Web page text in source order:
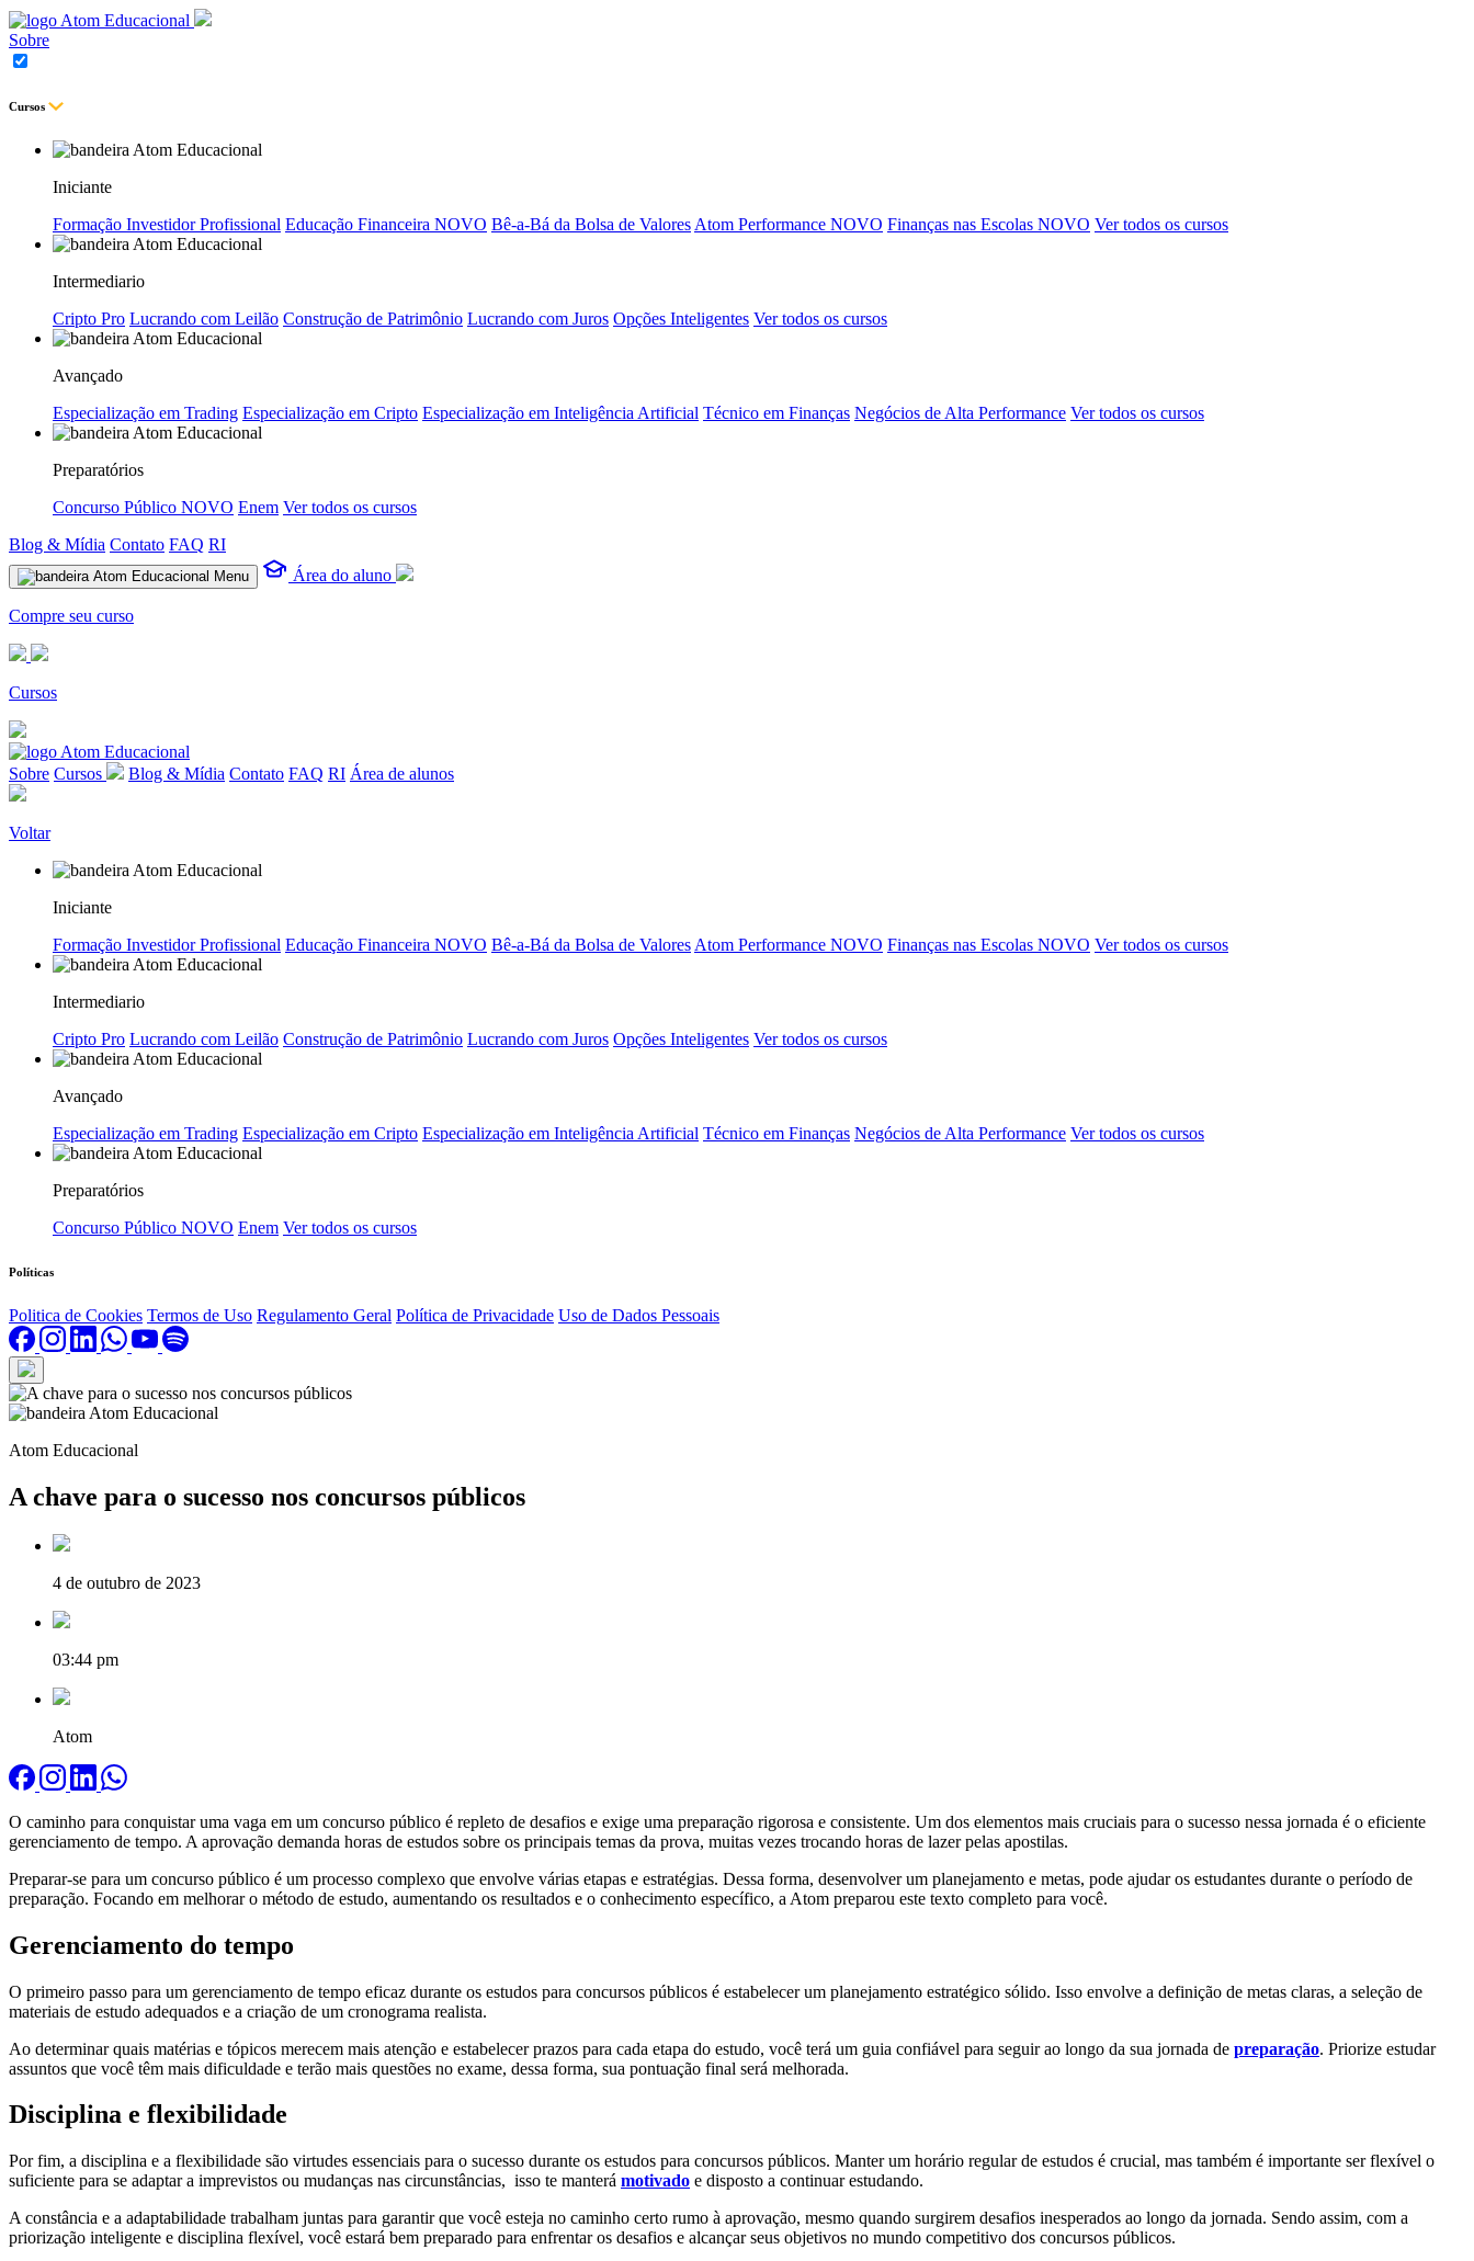
Sobre
Cursos
Iniciante
Formação Investidor Profissional Educação Financeira NOVO Bê-a-Bá da Bolsa de Valores Atom Performance NOVO Finanças nas Escolas NOVO Ver todos os cursos
Intermediario
Cripto Pro Lucrando com Leilão Construção de Patrimônio Lucrando com Juros Opções Inteligentes Ver todos os cursos
Avançado
Especialização em Trading Especialização em Cripto Especialização em Inteligência Artificial Técnico em Finanças Negócios de Alta Performance Ver todos os cursos
Preparatórios
Concurso Público NOVO Enem Ver todos os cursos
Blog & Mídia Contato FAQ RI
Menu Área do aluno
Compre seu curso
Cursos
Sobre Cursos Blog & Mídia Contato FAQ RI Área de alunos
Voltar
Iniciante
Formação Investidor Profissional Educação Financeira NOVO Bê-a-Bá da Bolsa de Valores Atom Performance NOVO Finanças nas Escolas NOVO Ver todos os cursos
Intermediario
Cripto Pro Lucrando com Leilão Construção de Patrimônio Lucrando com Juros Opções Inteligentes Ver todos os cursos
Avançado
Especialização em Trading Especialização em Cripto Especialização em Inteligência Artificial Técnico em Finanças Negócios de Alta Performance Ver todos os cursos
Preparatórios
Concurso Público NOVO Enem Ver todos os cursos
Políticas
Politica de Cookies Termos de Uso Regulamento Geral Política de Privacidade Uso de Dados Pessoais
Atom Educacional
A chave para o sucesso nos concursos públicos
4 de outubro de 2023
03:44 pm
Atom
O caminho para conquistar uma vaga em um concurso público é repleto de desafios e exige uma preparação rigorosa e consistente. Um dos elementos mais cruciais para o sucesso nessa jornada é o eficiente
gerenciamento de tempo. A aprovação demanda horas de estudos sobre os principais temas da prova, muitas vezes trocando horas de lazer pelas apostilas.
Preparar-se para um concurso público é um processo complexo que envolve várias etapas e estratégias. Dessa forma, desenvolver um planejamento e metas, pode ajudar os estudantes durante o período de
preparação. Focando em melhorar o método de estudo, aumentando os resultados e o conhecimento específico, a Atom preparou este texto completo para você.
Gerenciamento do tempo
O primeiro passo para um gerenciamento de tempo eficaz durante os estudos para concursos públicos é estabelecer um planejamento estratégico sólido. Isso envolve a definição de metas claras, a seleção de
materiais de estudo adequados e a criação de um cronograma realista.
Ao determinar quais matérias e tópicos merecem mais atenção e estabelecer prazos para cada etapa do estudo, você terá um guia confiável para seguir ao longo da sua jornada de preparação. Priorize estudar
assuntos que você têm mais dificuldade e terão mais questões no exame, dessa forma, sua pontuação final será melhorada.
Disciplina e flexibilidade
Por fim, a disciplina e a flexibilidade são virtudes essenciais para o sucesso durante os estudos para concursos públicos. Manter um horário regular de estudos é crucial, mas também é importante ser flexível o
suficiente para se adaptar a imprevistos ou mudanças nas circunstâncias, isso te manterá motivado e disposto a continuar estudando.
A constância e a adaptabilidade trabalham juntas para garantir que você esteja no caminho certo rumo à aprovação, mesmo quando surgirem desafios inesperados ao longo da jornada. Sendo assim, com a
priorização inteligente e disciplina flexível, você estará bem preparado para enfrentar os desafios e alcançar seus objetivos no mundo competitivo dos concursos públicos.